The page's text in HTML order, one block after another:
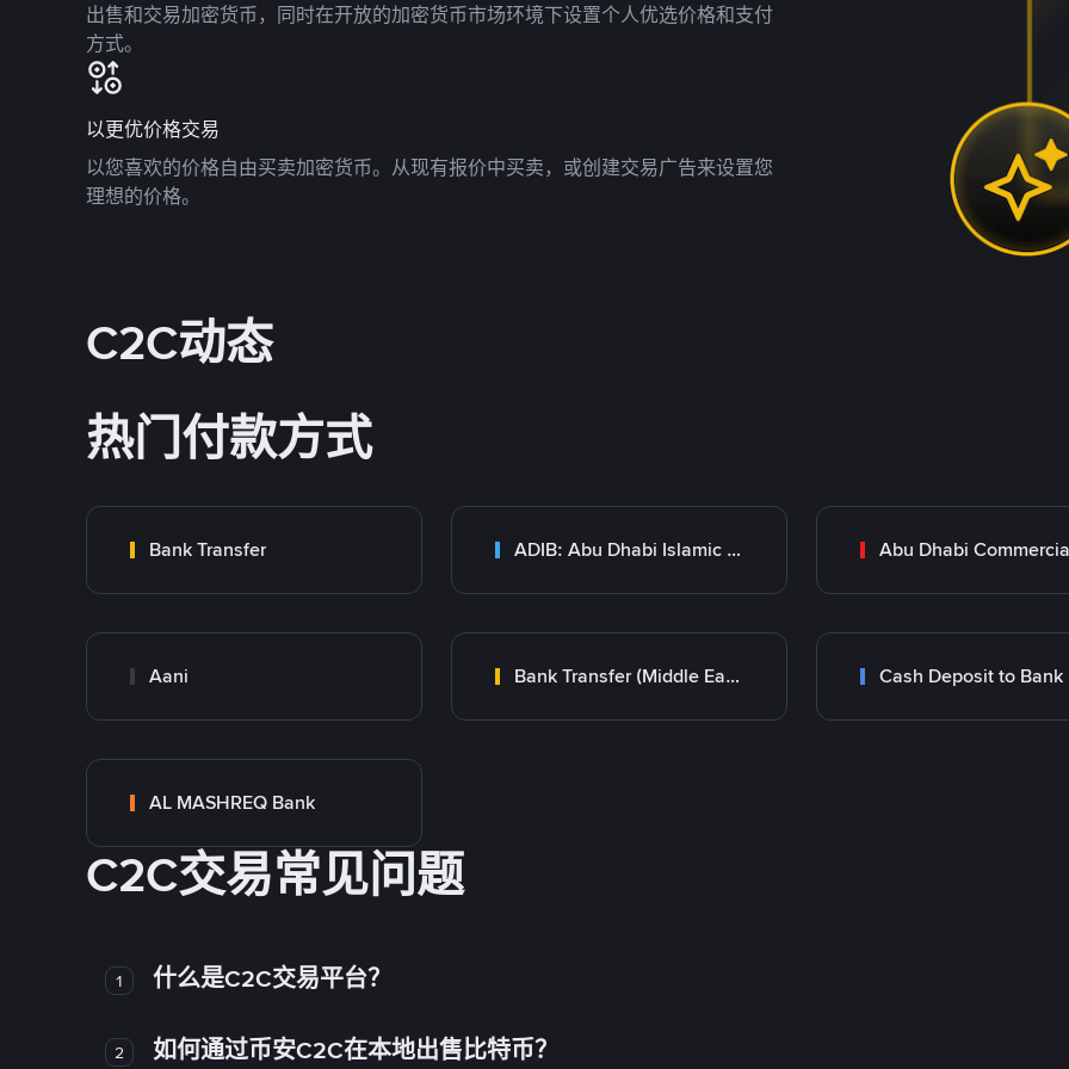
出售和交易加密货币，同时在开放的加密货币市场环境下设置个人优选价格和支付
方式。
以更优价格交易
以您喜欢的价格自由买卖加密货币。从现有报价中买卖，或创建交易广告来设置您
理想的价格。
C2C动态
热门付款方式
Bank Transfer ADIB: Abu Dhabi Islamic Bank
Aani Bank Transfer (Middle East) Cash Deposit to Bank
AL MASHREQ Bank
C2C交易常见问题
1 什么是C2C交易平台？
2 如何通过币安C2C在本地出售比特币？